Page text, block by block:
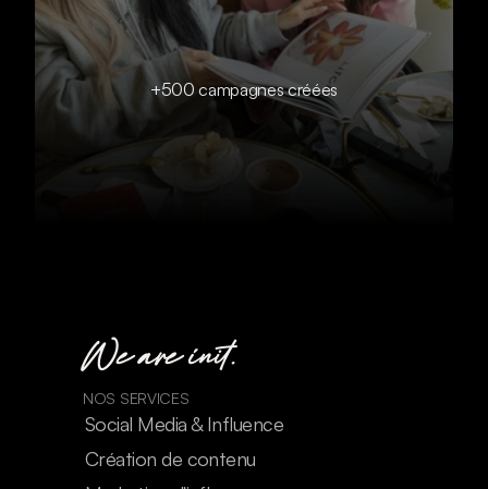
+500 campagnes créées
We are init.
NOS SERVICES
Social Media & Influence
Création de contenu